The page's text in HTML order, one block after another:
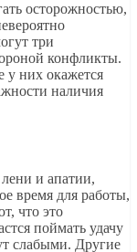
осторожностью,
три
конфликты.
них окажется
наличия
и апатии,
время для работы,
что это
поймать удачу
слабыми. Другие